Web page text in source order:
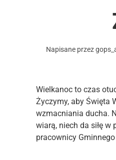
Napisane przez
Wielkanoc to czas
Życzymy, aby Święta
wzmacniania ducha.
wiarą, niech da siłę
pracownicy